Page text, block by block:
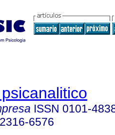
ISSN 0101-
2316-6576